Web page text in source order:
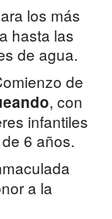
los más
hasta las
de agua.
de
, con
infantiles
6 años.
a la